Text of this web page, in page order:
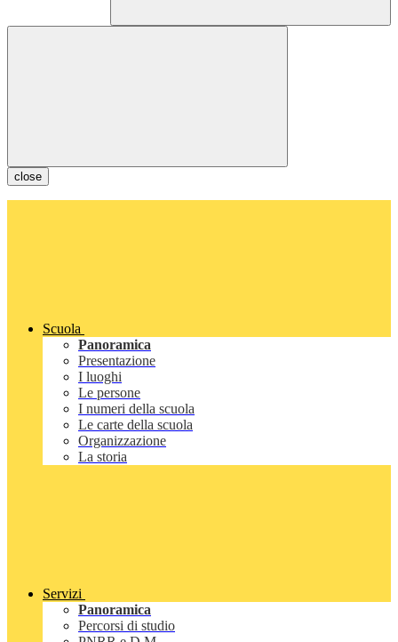
close
Scuola
Panoramica
Presentazione
I luoghi
Le persone
I numeri della scuola
Le carte della scuola
Organizzazione
La storia
Servizi
Panoramica
Percorsi di studio